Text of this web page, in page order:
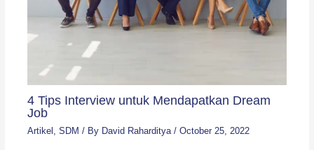
4 Tips Interview untuk Mendapatkan Dream
Job
Artikel SDM / By David Raharditya / October 25, 2022